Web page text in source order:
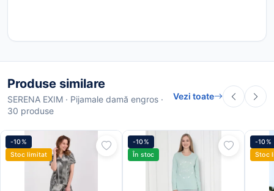
Produse similare
SERENA EXIM · Pijamale damă engros ·
30 produse
Vezi toate
-10%
Stoc limitat
-10%
În stoc
-10%
Stoc